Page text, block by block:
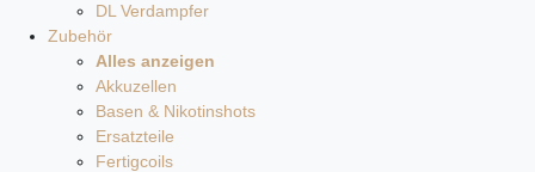
DL Verdampfer
Zubehör
Alles anzeigen
Akkuzellen
Basen & Nikotinshots
Ersatzteile
Fertigcoils